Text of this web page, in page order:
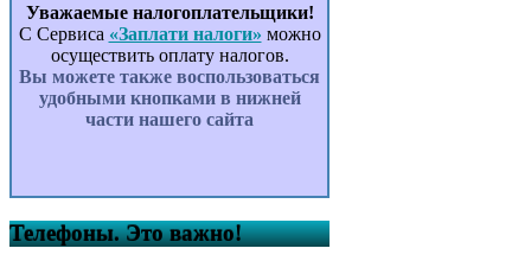
Уважаемые налогоплательщики!
С Сервиса «Заплати налоги» можно
осуществить оплату налогов.
Вы можете также воспользоваться
удобными кнопками в нижней
части нашего сайта
Телефоны. Это важно!